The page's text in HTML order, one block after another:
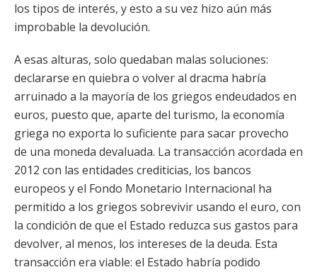
los tipos de interés, y esto a su vez hizo aún más
improbable la devolución.
A esas alturas, solo quedaban malas soluciones:
declararse en quiebra o volver al dracma habría
arruinado a la mayoría de los griegos endeudados en
euros, puesto que, aparte del turismo, la economía
griega no exporta lo suficiente para sacar provecho
de una moneda devaluada. La transacción acordada en
2012 con las entidades crediticias, los bancos
europeos y el Fondo Monetario Internacional ha
permitido a los griegos sobrevivir usando el euro, con
la condición de que el Estado reduzca sus gastos para
devolver, al menos, los intereses de la deuda. Esta
transacción era viable: el Estado habría podido